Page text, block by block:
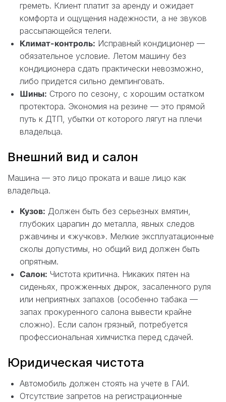
греметь. Клиент платит за аренду и ожидает
комфорта и ощущения надежности, а не звуков
рассыпающейся телеги.
Климат-контроль: Исправный кондиционер —
обязательное условие. Летом машину без
кондиционера сдать практически невозможно,
либо придется сильно демпинговать.
Шины: Строго по сезону, с хорошим остатком
протектора. Экономия на резине — это прямой
путь к ДТП, убытки от которого лягут на плечи
владельца.
Внешний вид и салон
Машина — это лицо проката и ваше лицо как
владельца.
Кузов: Должен быть без серьезных вмятин,
глубоких царапин до металла, явных следов
ржавчины и «жучков». Мелкие эксплуатационные
сколы допустимы, но общий вид должен быть
опрятным.
Салон: Чистота критична. Никаких пятен на
сиденьях, прожженных дырок, засаленного руля
или неприятных запахов (особенно табака —
запах прокуренного салона вывести крайне
сложно). Если салон грязный, потребуется
профессиональная химчистка перед сдачей.
Юридическая чистота
Автомобиль должен стоять на учете в ГАИ.
Отсутствие запретов на регистрационные